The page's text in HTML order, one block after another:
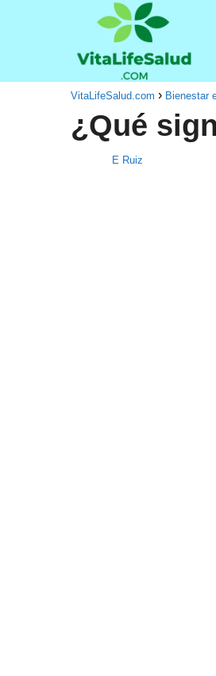
VitaLifeSalud.com Bienestar
¿Qué
E Ruiz